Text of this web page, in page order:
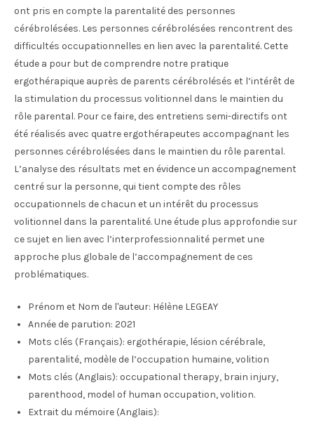
ont pris en compte la parentalité des personnes
cérébrolésées. Les personnes cérébrolésées rencontrent des
difficultés occupationnelles en lien avec la parentalité. Cette
étude a pour but de comprendre notre pratique
ergothérapique auprès de parents cérébrolésés et l’intérêt de
la stimulation du processus volitionnel dans le maintien du
rôle parental. Pour ce faire, des entretiens semi-directifs ont
été réalisés avec quatre ergothérapeutes accompagnant les
personnes cérébrolésées dans le maintien du rôle parental.
L’analyse des résultats met en évidence un accompagnement
centré sur la personne, qui tient compte des rôles
occupationnels de chacun et un intérêt du processus
volitionnel dans la parentalité. Une étude plus approfondie sur
ce sujet en lien avec l’interprofessionnalité permet une
approche plus globale de l’accompagnement de ces
problématiques.
Prénom et Nom de l'auteur: Hélène LEGEAY
Année de parution: 2021
Mots clés (Français): ergothérapie, lésion cérébrale,
parentalité, modèle de l’occupation humaine, volition
Mots clés (Anglais): occupational therapy, brain injury,
parenthood, model of human occupation, volition.
Extrait du mémoire (Anglais):